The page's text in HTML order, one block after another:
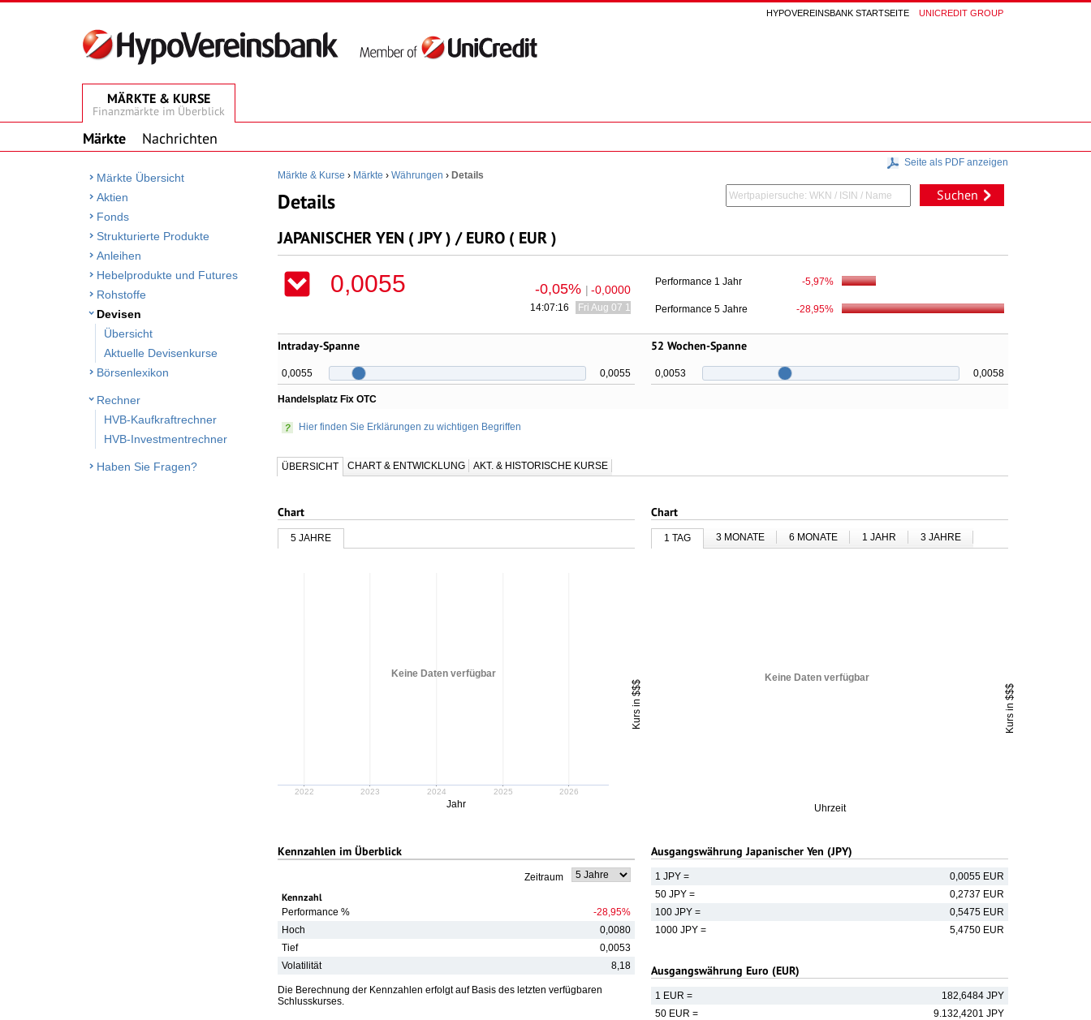
HYPOVEREINSBANK STARTSEITE UNICREDIT GROUP
MÄRKTE & KURSE
Finanzmärkte im Überblick
Märkte Nachrichten
Märkte Übersicht
Aktien
Fonds
Strukturierte Produkte
Anleihen
Hebelprodukte und Futures
Rohstoffe
Devisen
Übersicht
Aktuelle Devisenkurse
Börsenlexikon
Rechner
HVB-Kaufkraftrechner
HVB-Investmentrechner
Haben Sie Fragen?
Seite als PDF anzeigen
Märkte & Kurse › Märkte › Währungen › Details
Details Suchen
JAPANISCHER YEN ( JPY ) / EURO ( EUR )
0,0055 -0,05% | -0,0000
14:07:16 Fri Aug 07 16:07:16 CEST 2026
Performance 1 Jahr -5,97%
Performance 5 Jahre -28,95%
Intraday-Spanne
0,0055 0,0055
Handelsplatz Fix OTC
52 Wochen-Spanne
0,0053 0,0058
Hier finden Sie Erklärungen zu wichtigen Begriffen
ÜBERSICHT CHART & ENTWICKLUNG AKT. & HISTORISCHE KURSE
Chart
5 JAHRE
2022 2023 2024 2025 2026
Keine Daten verfügbar
Jahr
Kurs in $$$
Kennzahlen im Überblick
Zeitraum
Kennzahl
Performance %
-28,95%
Hoch
0,0080
Tief
0,0053
Volatilität
8,18
Die Berechnung der Kennzahlen erfolgt auf Basis des letzten verfügbaren
Schlusskurses.
Chart
1 TAG 3 MONATE 6 MONATE 1 JAHR 3 JAHRE
Keine Daten verfügbar
Uhrzeit
Kurs in $$$
Ausgangswährung Japanischer Yen (JPY)
1 JPY =
0,0055 EUR
50 JPY =
0,2737 EUR
100 JPY =
0,5475 EUR
1000 JPY =
5,4750 EUR
Ausgangswährung Euro (EUR)
1 EUR =
182,6484 JPY
50 EUR =
9.132,4201 JPY